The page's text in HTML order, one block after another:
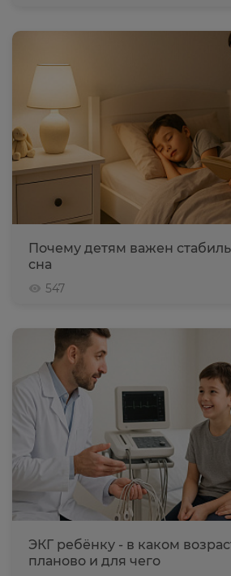
Почему детям важен
сна
547
ЭКГ ребёнку - в каком
планово и для чего